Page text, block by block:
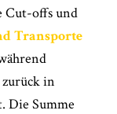
Cut-offs und
Transporte
in
Die Summe